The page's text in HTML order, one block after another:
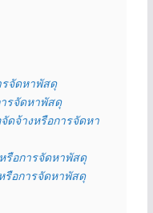
รจัดหาพัสดุ
รจัดหาพัสดุ
ดจ้างหรือการจัดหา
รือการจัดหาพัสดุ
รือการจัดหาพัสดุ